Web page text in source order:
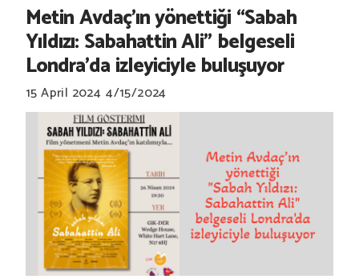
Metin Avdaç’ın yönettiği “Sabah
Yıldızı: Sabahattin Ali" belgeseli
Londra'da izleyiciyle buluşuyor
15 April 2024 4/15/2024